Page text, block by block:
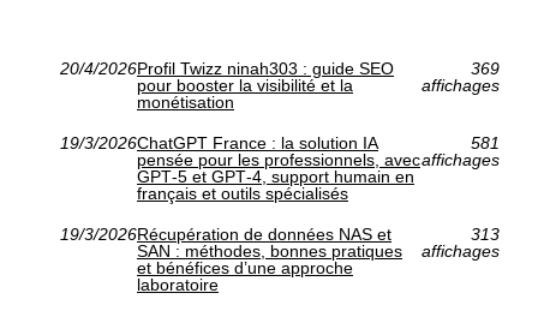
20/4/2026Profil Twizz ninah303 : guide SEO
pour booster la visibilité et la
monétisation
369
affichages
19/3/2026ChatGPT France : la solution IA
pensée pour les professionnels, avec
GPT‑5 et GPT‑4, support humain en
français et outils spécialisés
581
affichages
19/3/2026Récupération de données NAS et
SAN : méthodes, bonnes pratiques
et bénéfices d’une approche
laboratoire
313
affichages